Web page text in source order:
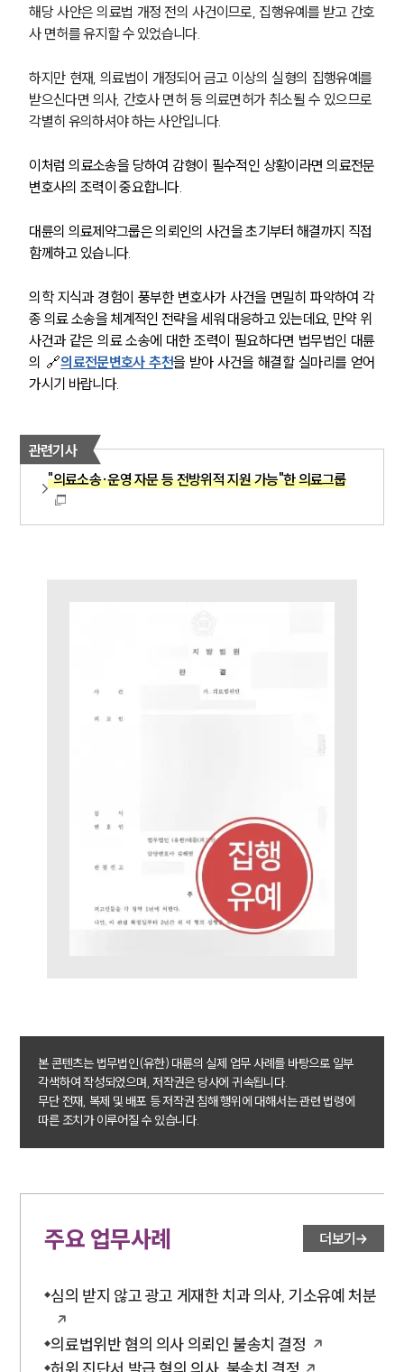
그룹소개
그룹소개
대륜의 강점
기업 의뢰인
글로벌 파트너 로펌
고객의 소리
통합검색
주요 업무사례
사례분석/최신동향
법률정보
법률지식인
고객후기
의료·바이오·헬스케어그룹 업무
전체
소식/자료
언론보도
대륜법률상담예약
대륜법률상담예약
해당 사안은 의료법 개정 전의 사건이므로, 집행유예를 받고 간호
사 면허를 유지할 수 있었습니다.
하지만 현재, 의료법이 개정되어 금고 이상의 실형의 집행유예를
받으신다면 의사, 간호사 면허 등 의료면허가 취소될 수 있으므로
각별히 유의하셔야 하는 사안입니다.
이처럼 의료소송을 당하여 감형이 필수적인 상황이라면 의료전문
변호사의 조력이 중요합니다.
대륜의 의료제약그룹은 의뢰인의 사건을 초기부터 해결까지 직접
함께하고 있습니다.
의학 지식과 경험이 풍부한 변호사가 사건을 면밀히 파악하여 각
종 의료 소송을 체계적인 전략을 세워 대응하고 있는데요, 만약 위
사건과 같은 의료 소송에 대한 조력이 필요하다면 법무법인 대륜
의 🔗의료전문변호사 추천을 받아 사건을 해결할 실마리를 얻어
가시기 바랍니다.
관련기사
"의료소송·운영 자문 등 전방위적 지원 가능"한 의료그룹
본 콘텐츠는 법무법인(유한) 대륜의 실제 업무 사례를 바탕으로 일부
각색하여 작성되었으며, 저작권은 당사에 귀속됩니다.
무단 전재, 복제 및 배포 등 저작권 침해 행위에 대해서는 관련 법령에
따른 조치가 이루어질 수 있습니다.
주요 업무사례 더보기
심의 받지 않고 광고 게재한 치과 의사, 기소유예 처분
의료법위반 혐의 의사 의뢰인 불송치 결정